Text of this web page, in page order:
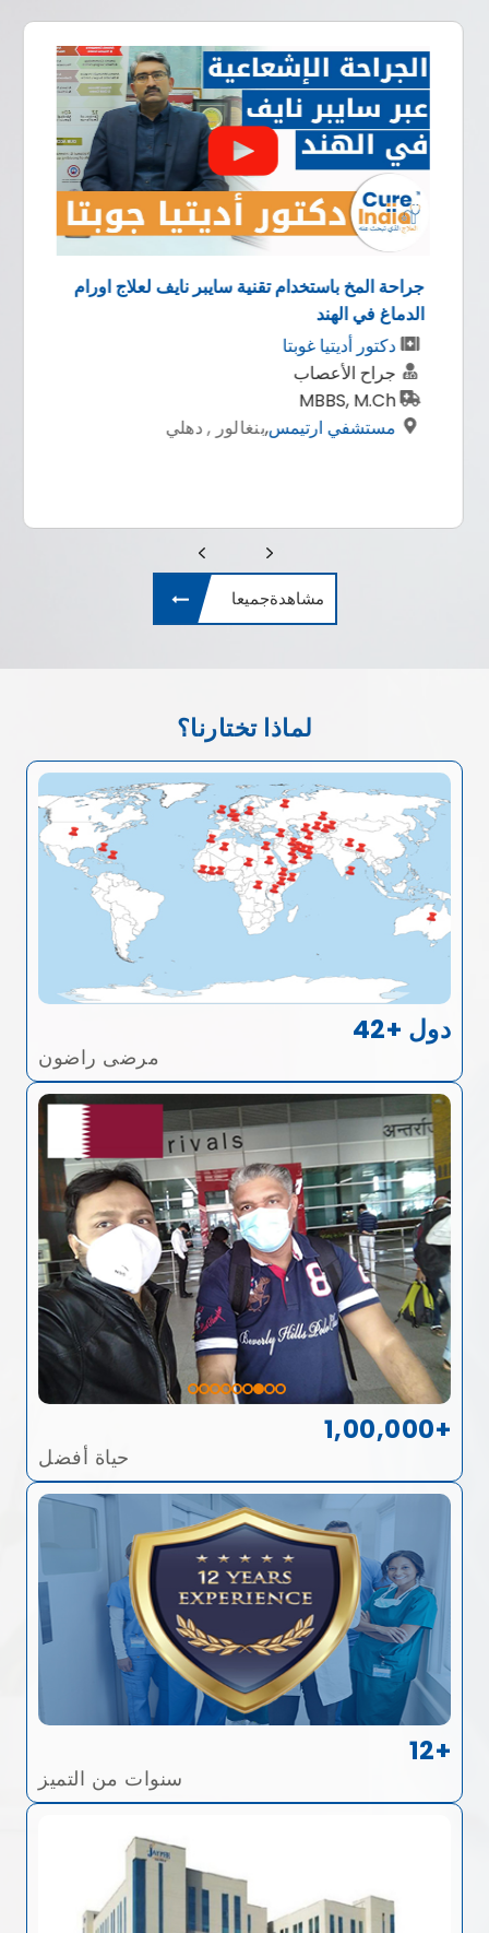
جراحة المخ باستخدام تقنية سايبر نايف لعلاج اورام
الدماغ في الهند
دكتور أديتيا غوبتا
جراح الأعصاب
MBBS, M.Ch
مستشفي ارتيمس,بنغالور , دهلي
مشاهدةجميعا
لماذا تختارنا؟
42+ دول
مرضى راضون
1,00,000+
حياة أفضل
12+
سنوات من التميز